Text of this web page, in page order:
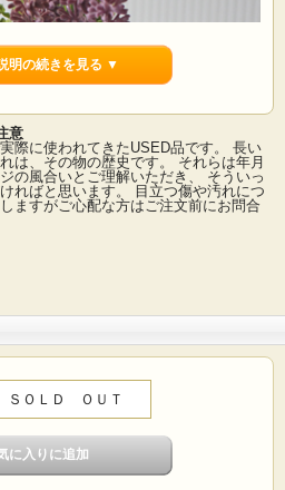
明の続きを見る ▼
意
際に使われてきたUSED品です。 長い
は、その物の歴史です。 それらは年月
の風合いとご理解いただき、 そういっ
ればと思います。 目立つ傷や汚れにつ
ますがご心配な方はご注文前にお問合
ＳＯＬＤ ＯＵＴ